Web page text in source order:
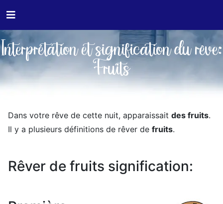
Interprétation et signification du rêve:
Fruits
Dans votre rêve de cette nuit, apparaissait des fruits.
Il y a plusieurs définitions de rêver de fruits.
Rêver de fruits signification: